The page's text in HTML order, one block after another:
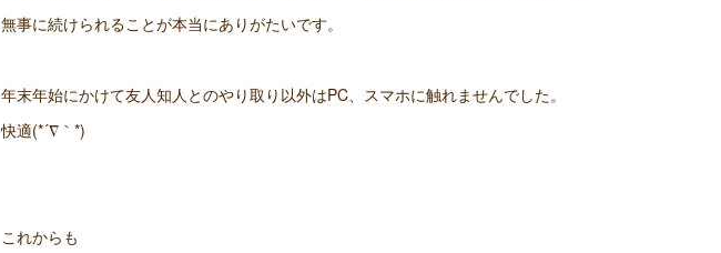
無事に続けられることが本当にありがたいです。
年末年始にかけて友人知人とのやり取り以外はPC、スマホに触れませんでした。
快適(*´∇｀*)
これからも